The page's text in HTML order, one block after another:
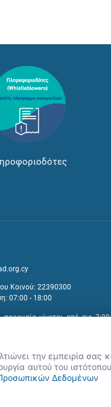
Κοινού: 22390300
07:00 - 18:00
γίνεται από τις 7:00
Κύπρος την εμπειρία
αυτού του
Δεδομένων